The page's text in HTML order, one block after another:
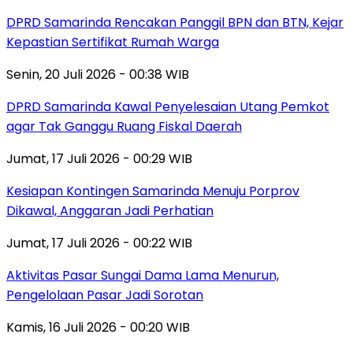
DPRD Samarinda Rencakan Panggil BPN dan BTN, Kejar
Kepastian Sertifikat Rumah Warga
Senin, 20 Juli 2026 - 00:38 WIB
DPRD Samarinda Kawal Penyelesaian Utang Pemkot
agar Tak Ganggu Ruang Fiskal Daerah
Jumat, 17 Juli 2026 - 00:29 WIB
Kesiapan Kontingen Samarinda Menuju Porprov
Dikawal, Anggaran Jadi Perhatian
Jumat, 17 Juli 2026 - 00:22 WIB
Aktivitas Pasar Sungai Dama Lama Menurun,
Pengelolaan Pasar Jadi Sorotan
Kamis, 16 Juli 2026 - 00:20 WIB